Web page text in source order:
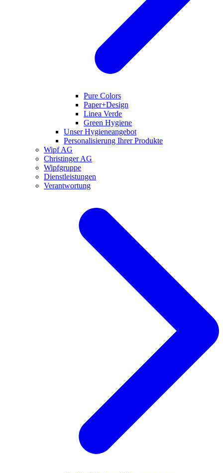
Pure Colors
Paper+Design
Linea Verde
Green Hygiene
Unser Hygieneangebot
Personalisierung Ihrer Produkte
Wipf AG
Christinger AG
Wipfgruppe
Dienstleistungen
Verantwortung